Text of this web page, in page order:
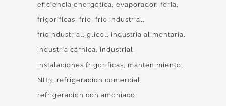
eficiencia energética evaporador feria
frigoríficas frío frío industrial
fríoindustrial glicol
industria alimentaria
industria cárnica
industrial
instalaciones frigorificas
mantenimiento
NH3
refrigeracion comercial
refrigeracion con amoniaco